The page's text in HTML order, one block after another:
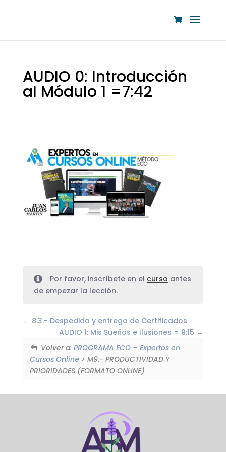
AUDIO 0: Introducción
al Módulo 1 =7:42
Por favor, inscríbete en el curso antes
de empezar la lección.
8.3.- Despedida y entrega de Certificados
AUDIO 1: Mis Sueños e Ilusiones = 9:15
Volver a:PROGRAMA ECO – Expertos en
Cursos Online > M9.- PRODUCTIVIDAD Y
PRIORIDADES (FORMATO ONLINE)